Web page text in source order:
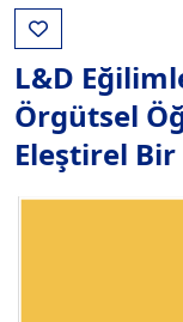
L&D
Örgütsel
Eleştirel Bir